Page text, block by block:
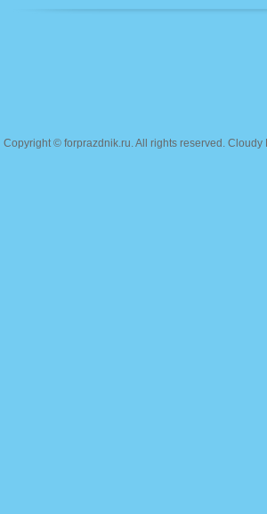
Copyright © forprazdnik.ru. All rights reserved.